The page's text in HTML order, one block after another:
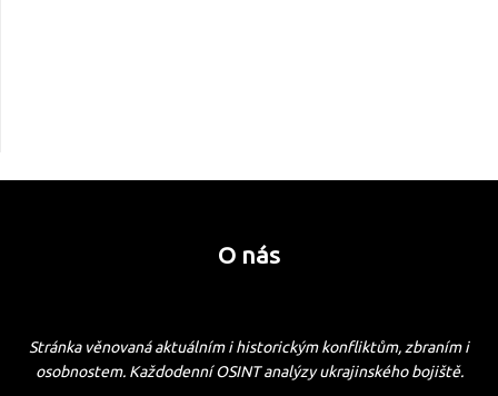
O nás
Stránka věnovaná aktuálním i historickým konfliktům, zbraním i
osobnostem. Každodenní OSINT analýzy ukrajinského bojiště.